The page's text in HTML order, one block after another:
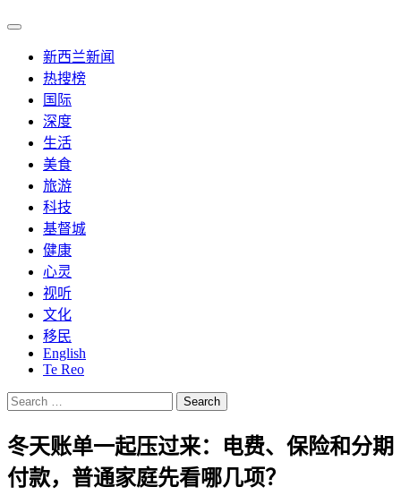
新西兰新闻
热搜榜
国际
深度
生活
美食
旅游
科技
基督城
健康
心灵
视听
文化
移民
English
Te Reo
Search
for:
冬天账单一起压过来：电费、保险和分期
付款，普通家庭先看哪几项？